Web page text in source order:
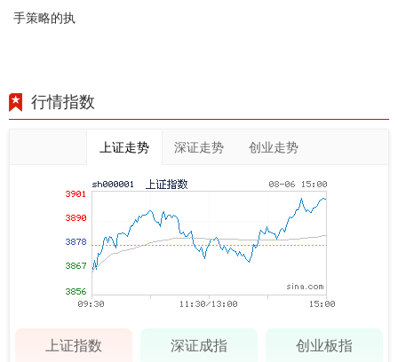
手策略的执
行情指数
上证走势 深证走势 创业走势
上证指数 深证成指 创业板指